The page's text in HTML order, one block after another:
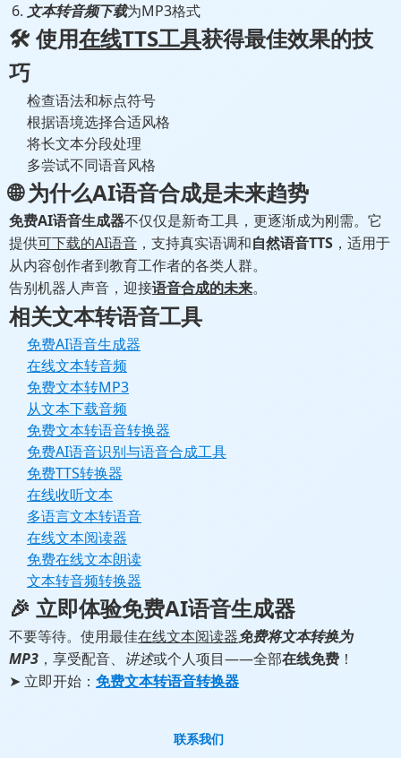
文本转音频下载为MP3格式
🛠️ 使用在线TTS工具获得最佳效果的技
巧
检查语法和标点符号
根据语境选择合适风格
将长文本分段处理
多尝试不同语音风格
🌐 为什么AI语音合成是未来趋势
免费AI语音生成器不仅仅是新奇工具，更逐渐成为刚需。它
提供可下载的AI语音 ，支持真实语调和自然语音TTS ，适用于
从内容创作者到教育工作者的各类人群。
告别机器人声音，迎接语音合成的未来。
相关文本转语音工具
免费AI语音生成器
在线文本转音频
免费文本转MP3
从文本下载音频
免费文本转语音转换器
免费AI语音识别与语音合成工具
免费TTS转换器
在线收听文本
多语言文本转语音
在线文本阅读器
免费在线文本朗读
文本转音频转换器
🎉 立即体验免费AI语音生成器
不要等待。使用最佳在线文本阅读器免费将文本转换为
MP3 ，享受配音、 讲述或个人项目——全部在线免费 ！
➤ 立即开始： 免费文本转语音转换器
联系我们